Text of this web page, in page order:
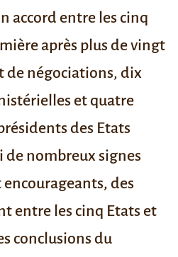
accord entre les cinq
après plus de vingt
de négociations, dix
et quatre
des Etats
de nombreux signes
des
entre les cinq Etats et
conclusions du